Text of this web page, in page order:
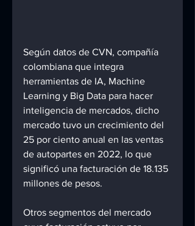
Según datos de CVN, compañía
colombiana que integra
herramientas de IA, Machine
Learning y Big Data para hacer
inteligencia de mercados, dicho
mercado tuvo un crecimiento del
25 por ciento anual en las ventas
de autopartes en 2022, lo que
significó una facturación de 18.135
millones de pesos.
Otros segmentos del mercado